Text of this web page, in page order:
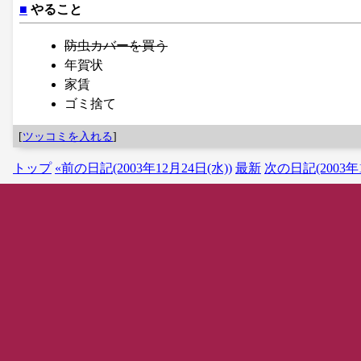
■ やること
防虫カバーを買う
年賀状
家賃
ゴミ捨て
[ツッコミを入れる]
トップ «前の日記(2003年12月24日(水)) 最新 次の日記(2003